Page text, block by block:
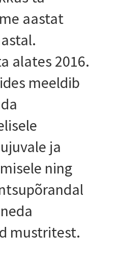
aastat
alates 2016.
meeldib
ja
ning
mustritest.